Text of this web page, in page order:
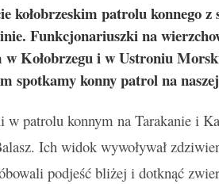
kołobrzeskim patrolu konnego z
Funkcjonariuszki na
Kołobrzegu i w Ustroniu
spotkamy konny patrol na
w patrolu konnym na Tarakanie i
Ich widok wywoływał
podjeść bliżej i dotknąć